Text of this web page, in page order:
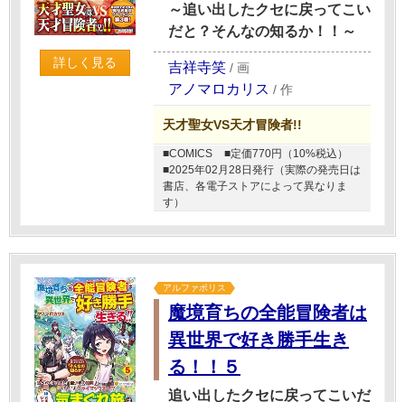
詳しく見る
～追い出したクセに戻ってこい
だと？そんなの知るか！！～
吉祥寺笑 / 画
アノマロカリス / 作
天才聖女VS天才冒険者!!
■COMICS
■定価770円（10%税込）
■2025年02月28日発行（実際の発売日は
書店、各電子ストアによって異なりま
す）
アルファポリス
魔境育ちの全能冒険者は
異世界で好き勝手生き
る！！５
追い出したクセに戻ってこいだ